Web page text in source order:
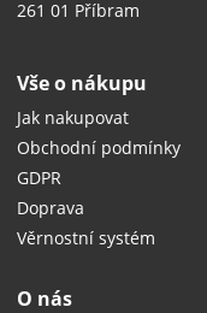
261 01 Příbram
Vše o nákupu
Jak nakupovat
Obchodní podmínky
GDPR
Doprava
Věrnostní systém
O nás